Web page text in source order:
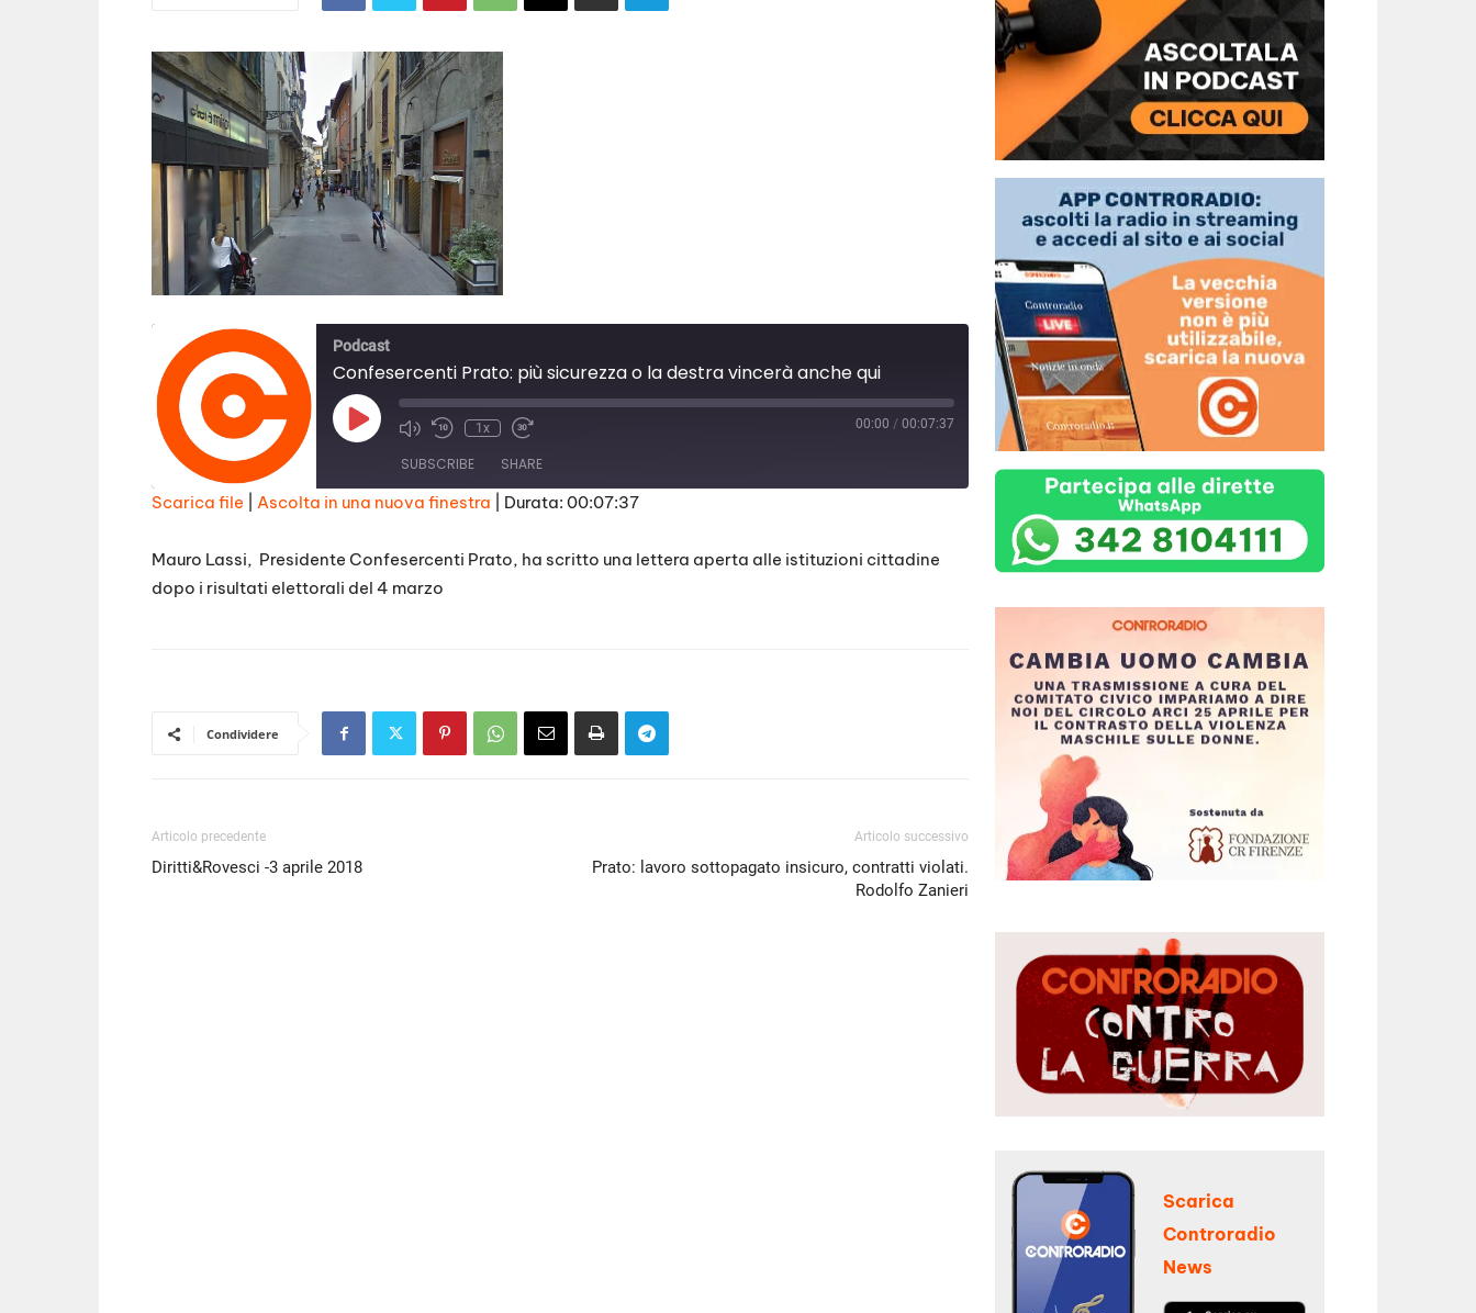
Podcast
Confesercenti Prato: più sicurezza o la destra vincerà anche qui
Play
Episode
1x 00:00 / 00:07:37
SUBSCRIBE SHARE
RSS FEED
LINK
Scarica file Ascolta in una nuova finestra Durata: 00:07:37
Mauro Lassi, Presidente Confesercenti Prato, ha scritto una lettera aperta alle istituzioni cittadine
dopo i risultati elettorali del 4 marzo
Condividere
Articolo precedente
Diritti&Rovesci -3 aprile 2018
Articolo successivo
Prato: lavoro sottopagato insicuro, contratti violati.
Rodolfo Zanieri
Scarica
Controradio
News